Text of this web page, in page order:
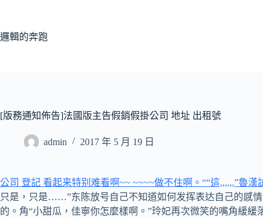
主
邏輯的奔跑
[版務通知佈告]法國版主告假銷假掛公司 地址 出租號
admin 2017 年 5 月 19 日
公司 登記 看起来特别难看啊~~ ~~~~做不住啊。““這,,,,,,”魯
只是，只是……”东陈放号自己不知道如何发挥表达自己的感
的。角“小甜瓜，佳寧你怎麼樣啊。”玲妃再次微笑的嘴角緩